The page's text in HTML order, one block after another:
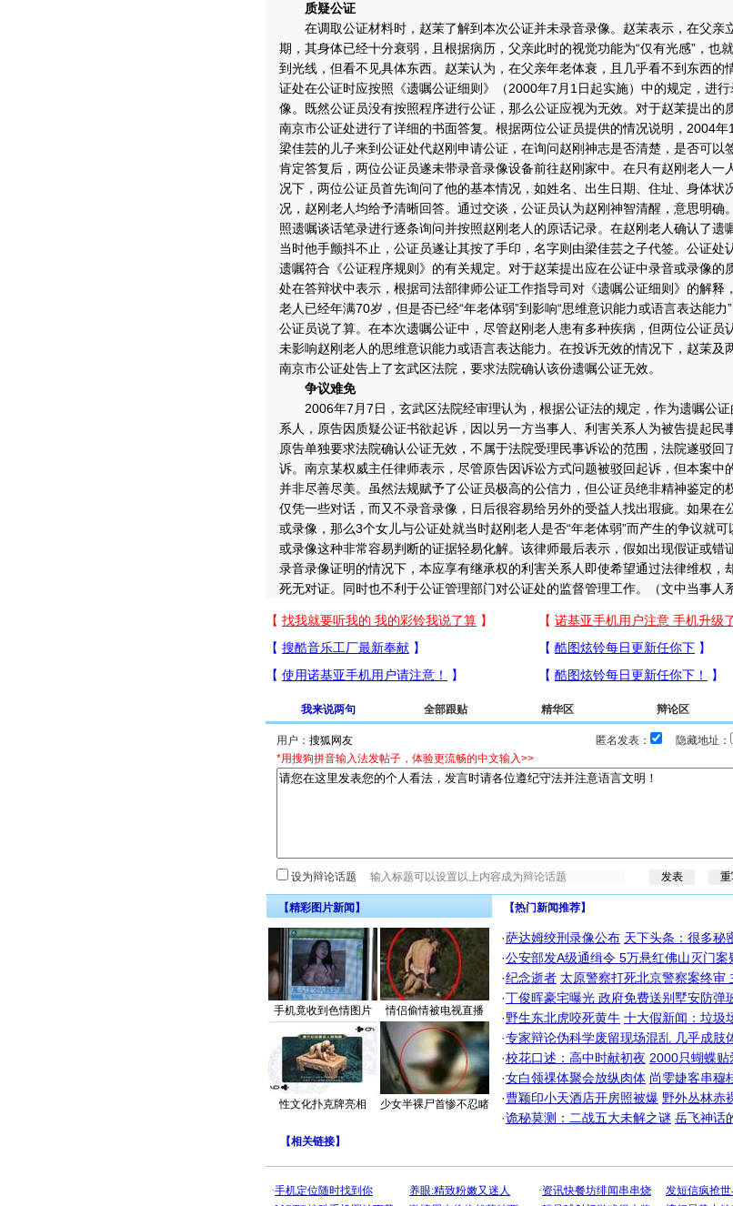
质疑公证
在调取公证材料时，赵茉了解到本次公证并未录音录像。赵茉表示，在父亲
期，其身体已经十分衰弱，且根据病历，父亲此时的视觉功能为“仅有光感”，也
到光线，但看不见具体东西。赵茉认为，在父亲年老体衰，且几乎看不到东西的
证处在公证时应按照《遗嘱公证细则》（2000年7月1日起实施）中的规定，进
像。既然公证员没有按照程序进行公证，那么公证应视为无效。对于赵茉提出的
南京市公证处进行了详细的书面答复。根据两位公证员提供的情况说明，2004年
梁佳芸的儿子来到公证处代赵刚申请公证，在询问赵刚神志是否清楚，是否可以
肯定答复后，两位公证员遂未带录音录像设备前往赵刚家中。在只有赵刚老人一
况下，两位公证员首先询问了他的基本情况，如姓名、出生日期、住址、身体状
况，赵刚老人均给予清晰回答。通过交谈，公证员认为赵刚神智清醒，意思明确
照遗嘱谈话笔录进行逐条询问并按照赵刚老人的原话记录。在赵刚老人确认了遗
当时他手颤抖不止，公证员遂让其按了手印，名字则由梁佳芸之子代签。公证处
遗嘱符合《公证程序规则》的有关规定。对于赵茉提出应在公证中录音或录像的
处在答辩状中表示，根据司法部律师公证工作指导司对《遗嘱公证细则》的解释
老人已经年满70岁，但是否已经“年老体弱”到影响“思维意识能力或语言表达能力
公证员说了算。在本次遗嘱公证中，尽管赵刚老人患有多种疾病，但两位公证员
未影响赵刚老人的思维意识能力或语言表达能力。在投诉无效的情况下，赵茉及
南京市公证处告上了玄武区法院，要求法院确认该份遗嘱公证无效。
争议难免
2006年7月7日，玄武区法院经审理认为，根据公证法的规定，作为遗嘱公证
系人，原告因质疑公证书欲起诉，因以另一方当事人、利害关系人为被告提起民
原告单独要求法院确认公证无效，不属于法院受理民事诉讼的范围，法院遂驳回
诉。南京某权威主任律师表示，尽管原告因诉讼方式问题被驳回起诉，但本案中
并非尽善尽美。虽然法规赋予了公证员极高的公信力，但公证员绝非精神鉴定的
仅凭一些对话，而又不录音录像，日后很容易给另外的受益人找出瑕疵。如果在
或录像，那么3个女儿与公证处就当时赵刚老人是否“年老体弱”而产生的争议就可
或录像这种非常容易判断的证据轻易化解。该律师最后表示，假如出现假证或错
录音录像证明的情况下，本应享有继承权的利害关系人即使希望通过法律维权，
死无对证。同时也不利于公证管理部门对公证处的监督管理工作。（文中当事人
我来说两句 全部跟贴 精华区 辩论区
用户： 匿名发表：
隐藏地址：
*用搜狗拼音输入法发帖子，体验更流畅的中文输入>>
设为辩论话题
【精彩图片新闻】
手机竟收到色情图片 情侣偷情被电视直播
性文化扑克牌亮相 少女半裸尸首惨不忍睹
【热门新闻推荐】
·萨达姆绞刑录像公布 天下头条：很多秘
·公安部发A级通缉令 5万悬红佛山灭门案
·纪念逝者 太原警察打死北京警察案终审
·丁俊晖豪宅曝光 政府免费送别墅安防弹
·野生东北虎咬死黄牛 十大假新闻：垃圾
·专家辩论伪科学废留现场混乱 几乎成肢
·校花口述：高中时献初夜 2000只蝴蝶贴
·女白领祼体聚会放纵肉体 尚雯婕客串穆
·曹颖印小天酒店开房照被爆 野外丛林赤
·诡秘莫测：二战五大未解之谜 岳飞神话
【相关链接】